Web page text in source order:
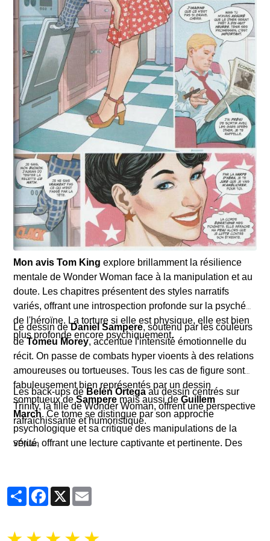
page. Ça faisait longtemps que ça ne m’était plus arrivé !
Mon avis Tom King explore brillamment la résilience
mentale de Wonder Woman face à la manipulation et au
doute. Les chapitres présentent des styles narratifs
variés, offrant une introspection profonde sur la psyché
de l'héroïne. La torture si elle est physique, elle est bien
plus profonde encore psychiquement.
Le dessin deDaniel Sampere, soutenu par les couleurs
deTomeu Morey, accentue l'intensité émotionnelle du
récit. On passe de combats hyper vioents à des relations
amoureuses ou tortueuses. Tous les cas de figure sont
fabuleusement bien représentés par un dessin
somptueux de Sampere mais aussi de Guillem
March. Ce tome se distingue par son approche
psychologique et sa critique des manipulations de la
vérité, offrant une lecture captivante et pertinente. Des
bienvenue dans la tension ambiante.
Les back-ups deBelén Ortegaau dessin centrés sur
Trinity, la fille de Wonder Woman, offrent une perspective
rafraîchissante et humoristique.
SDJuan
PartagerFacebook
X